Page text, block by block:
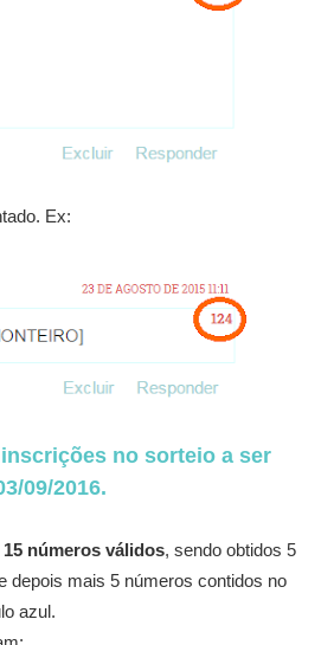
Ex:
no sorteio a ser
09/2016.
15 números válidos, sendo obtidos 5
depois mais 5 números contidos no
azul.